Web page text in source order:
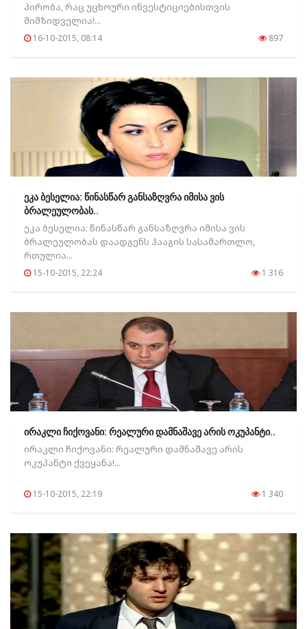
პირობა, რაც უცხოური ინვესტიციებისთვის
მიმზიდველია!...
16-10-2015, 08:14 897
ეკა ბესელია: წინასწარ განსაზღვრა იმისა ვის
ბრალეულობას..
ეკა ბესელია: წინასწარ განსაზღვრა იმისა ვის
ბრალეულობას დაადგენს ჰააგის სასამართლო,
რთულია...
15-10-2015, 22:24 1 316
ირაკლი ჩიქოვანი: რეალური დამნაშავე არის ოკუპანტი..
ირაკლი ჩიქოვანი: რეალური დამნაშავე არის
ოკუპანტი ქვეყანა!...
15-10-2015, 22:19 1 340